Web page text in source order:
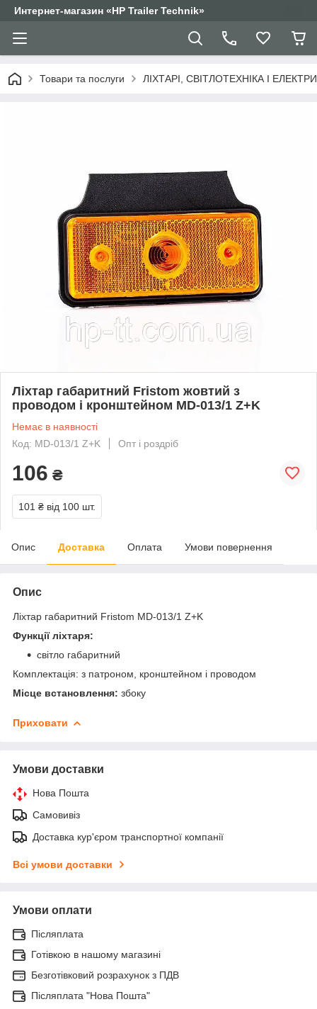
Интернет-магазин «HP Trailer Technik»
Товари та послуги ЛІХТАРІ, СВІТЛОТЕХНІКА І
Ліхтар габаритний Fristom жовтий з
проводом і кронштейном MD-013/1 Z+K
Немає в наявності
Код: MD-013/1 Z+K
Опт і роздріб
106 ₴
101 ₴ від 100 шт.
Опис Доставка Оплата Умови повернення
Опис
Ліхтар габаритний Fristom MD-013/1 Z+K
Функції ліхтаря:
світло габаритний
Комплектація: з патроном, кронштейном і проводом
Місце встановлення: збоку
Приховати
Умови доставки
Нова Пошта
Самовивіз
Доставка кур'єром транспортної компанії
Всі умови доставки
Умови оплати
Післяплата
Готівкою в нашому магазині
Безготівковий розрахунок з ПДВ
Післяплата "Нова Пошта"